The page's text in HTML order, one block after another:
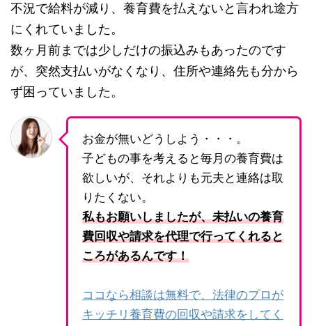
不況で給料が減り、養育費を払えないと言われ途方
にくれていました。
数ヶ月前までは少しだけの振込みもあったのです
が、突然支払いがなくなり、住所や連絡先も分から
ず困っていました。
お金が無いどうしよう・・・。
子どもの事を考えると毎月の養育費は
欲しいが、それよりも元夫と連絡は取
りたくない。
私もお願いしましたが、未払いの養育
費回収や請求を代理で行ってくれると
ころがあるんです！
ココなら相談は無料で、法律のプロが
キッチリ養育費の回収や請求をしてく